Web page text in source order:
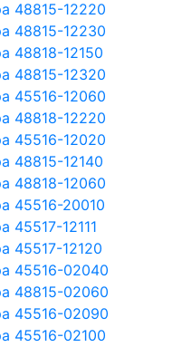
48815-12220
48815-12230
48818-12150
48815-12320
45516-12060
48818-12220
45516-12020
48815-12140
48818-12060
45516-20010
45517-12111
45517-12120
45516-02040
48815-02060
45516-02090
45516-02100